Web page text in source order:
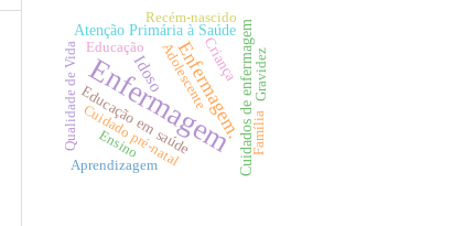
Enfermagem
Enfermagem.
Idoso
Atenção Primária à Saúde Cuidados de enfermagem
Criança
Educação em saúde
Cuidado pré-natal
Adolescente
Família
Ensino
Recém-nascido
Qualidade de Vida
Aprendizagem
Educação Gravidez